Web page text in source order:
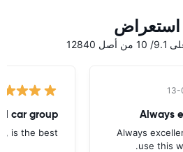
استعراض
13-
Always
Always
use this
car group
is the best.